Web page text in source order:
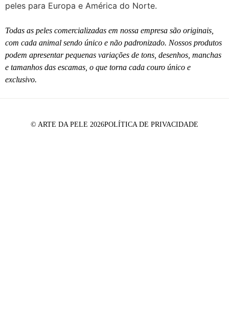
peles para Europa e América do Norte.
Todas as peles comercializadas em nossa empresa são originais,
com cada animal sendo único e não padronizado. Nossos produtos
podem apresentar pequenas variações de tons, desenhos, manchas
e tamanhos das escamas, o que torna cada couro único e
exclusivo.
© ARTE DA PELE 2026POLÍTICA DE PRIVACIDADE